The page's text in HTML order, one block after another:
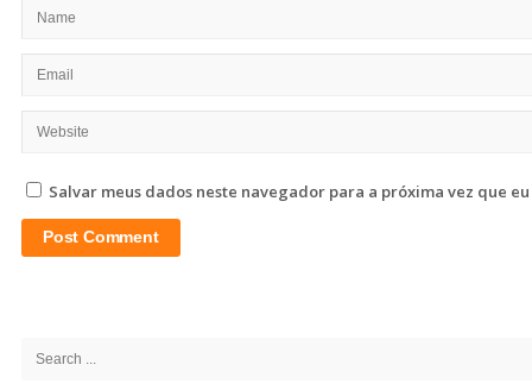
Salvar meus dados neste navegador para a próxima vez que
Search